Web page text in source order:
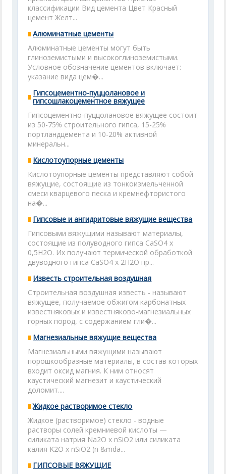
классификации Вид цемента Цвет Красный
цемент Желт...
Алюминатные цементы
Алюминатные цементы могут быть
глиноземистыми и высокоглиноземистыми.
Условное обозначение цементов включает:
указание вида цем�...
Гипсоцементно-пуццолановое и
гипсошлакоцементное вяжущее
Гипсоцементно-пуццолановое вяжущее состоит
из 50-75% строительного гипса, 15-25%
портландцемента и 10-20% активной
минеральн...
Кислотоупорные цементы
Кислотоупорные цементы представляют собой
вяжущие, состоящие из тонкоизмельченной
смеси кварцевого песка и кремнефтористого
на�...
Гипсовые и ангидритовые вяжущие вещества
Гипсовыми вяжущими называют материалы,
состоящие из полуводного гипса CaSO4 x
0,5H2O. Их получают термической обработкой
двуводного гипса CaSО4 x 2H2O пр...
Известь строительная воздушная
Строительная воздушная известь - называют
вяжущее, получаемое обжигом карбонатных
известняковых и известняково-магнезиальных
горных пород, с содержанием гли�...
Магнезиальные вяжущие вещества
Магнезиальными вяжущими называют
порошкообразные материалы, в состав которых
входит оксид магния. К ним относят
каустический магнезит и каустический
доломит....
Жидкое растворимое стекло
Жидкое (растворимое) стекло - водные
растворы солей кремниевой кислоты —
силиката натрия Na2O x nSiO2 или силиката
калия K2O x nSiO2 (n &mda...
ГИПСОВЫЕ ВЯЖУЩИЕ